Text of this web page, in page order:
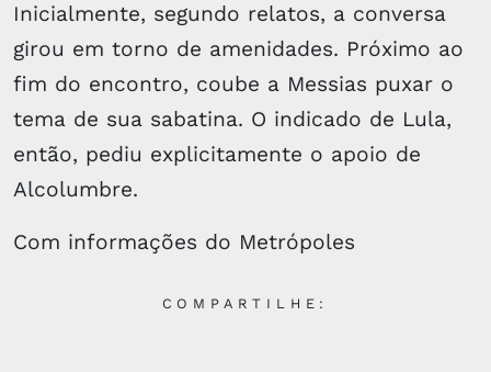
Inicialmente, segundo relatos, a conversa
girou em torno de amenidades. Próximo ao
fim do encontro, coube a Messias puxar o
tema de sua sabatina. O indicado de Lula,
então, pediu explicitamente o apoio de
Alcolumbre.
Com informações do Metrópoles
COMPARTILHE: